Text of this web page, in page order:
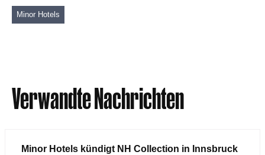
Minor Hotels
Verwandte Nachrichten
Minor Hotels kündigt NH Collection in Innsbruck